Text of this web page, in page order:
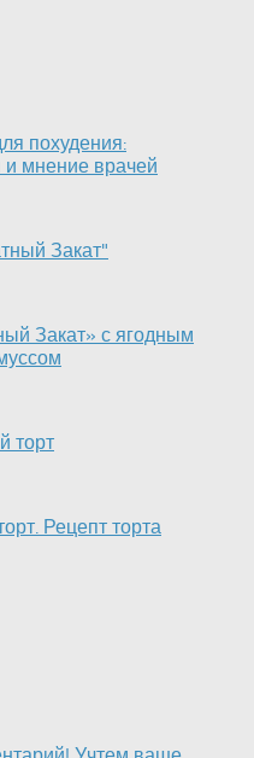
похудения:
мнение врачей
Закат» с ягодным
Рецепт торта